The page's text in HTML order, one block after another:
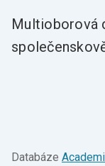
Multioborová
Databáze